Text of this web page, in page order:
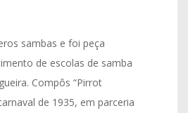
sambas e foi peça
de escolas de samba
Compôs “Pirrot
de 1935, em parceria